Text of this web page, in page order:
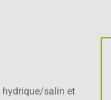
hydrique/salin et